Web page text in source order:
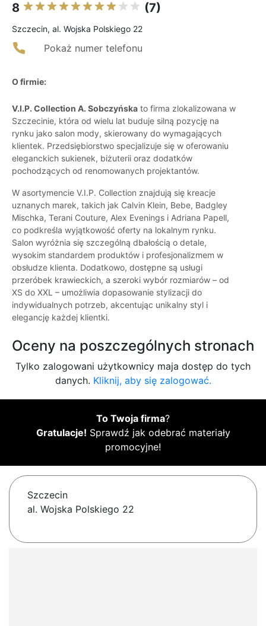
8 (7)
Szczecin, al. Wojska Polskiego 22
Pokaż numer telefonu
O firmie:
V.I.P. Collection A. Sobczyńska to firma zlokalizowana w
Szczecinie, która od wielu lat buduje silną pozycję na
rynku jako salon mody, skierowany do wymagających
klientek. Przedsiębiorstwo specjalizuje się w oferowaniu
eleganckich sukienek, biżuterii oraz dodatków
pochodzących od renomowanych projektantów.
W asortymencie V.I.P. Collection znajdują się kreacje
uznanych marek, takich jak Calvin Klein, Bebe, Badgley
Mischka, Terani Couture, Alex Evenings i Adriana Papell,
co podkreśla wyjątkowość oferty na lokalnym rynku.
Salon wyróżnia się szczególną dbałością o detale,
wysokim standardem produktów i profesjonalizmem w
obsłudze klienta. Dodatkowo, dostępne są usługi
przeróbek krawieckich, a szeroki wybór rozmiarów – od
XS do XXL – umożliwia dopasowanie stylizacji do
indywidualnych potrzeb, akcentując unikalny styl i
elegancję każdej klientki.
Oceny na poszczególnych stronach
Tylko zalogowani użytkownicy maja dostęp do tych
danych. Kliknij, aby się zalogować.
To Twoja firma?
Gratulacje! Sprawdź jak odebrać materiały
promocyjne!
Szczecin
al. Wojska Polskiego 22